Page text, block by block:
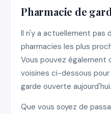
Pharmacie de
Il n'y a actuellement pas
pharmacies les plus
Vous pouvez également
voisines ci-dessous
garde ouverte aujourd'hui.
Que vous soyez de